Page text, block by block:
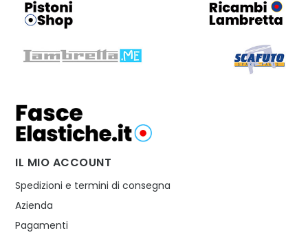
IL MIO ACCOUNT
Spedizioni e termini di consegna
Azienda
Pagamenti